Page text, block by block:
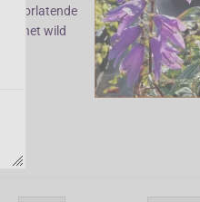
doorlatende
In het wild